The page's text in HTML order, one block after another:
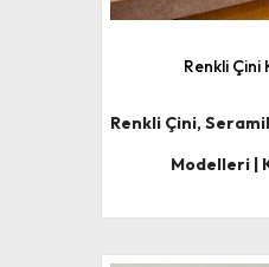
Renkli
Renkli Çini,
Modelleri |